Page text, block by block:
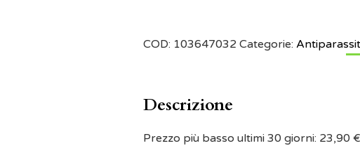
COD: 103647032 Categorie:
Descrizione
Prezzo più basso ultimi 30 giorni: 23,90 €